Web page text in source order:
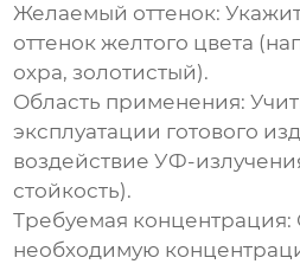
Желаемый оттенок:
оттенок желтого цвета
охра, золотистый).
Область применения:
эксплуатации готового
воздействие УФ-
стойкость).
Требуемая концентрация:
необходимую